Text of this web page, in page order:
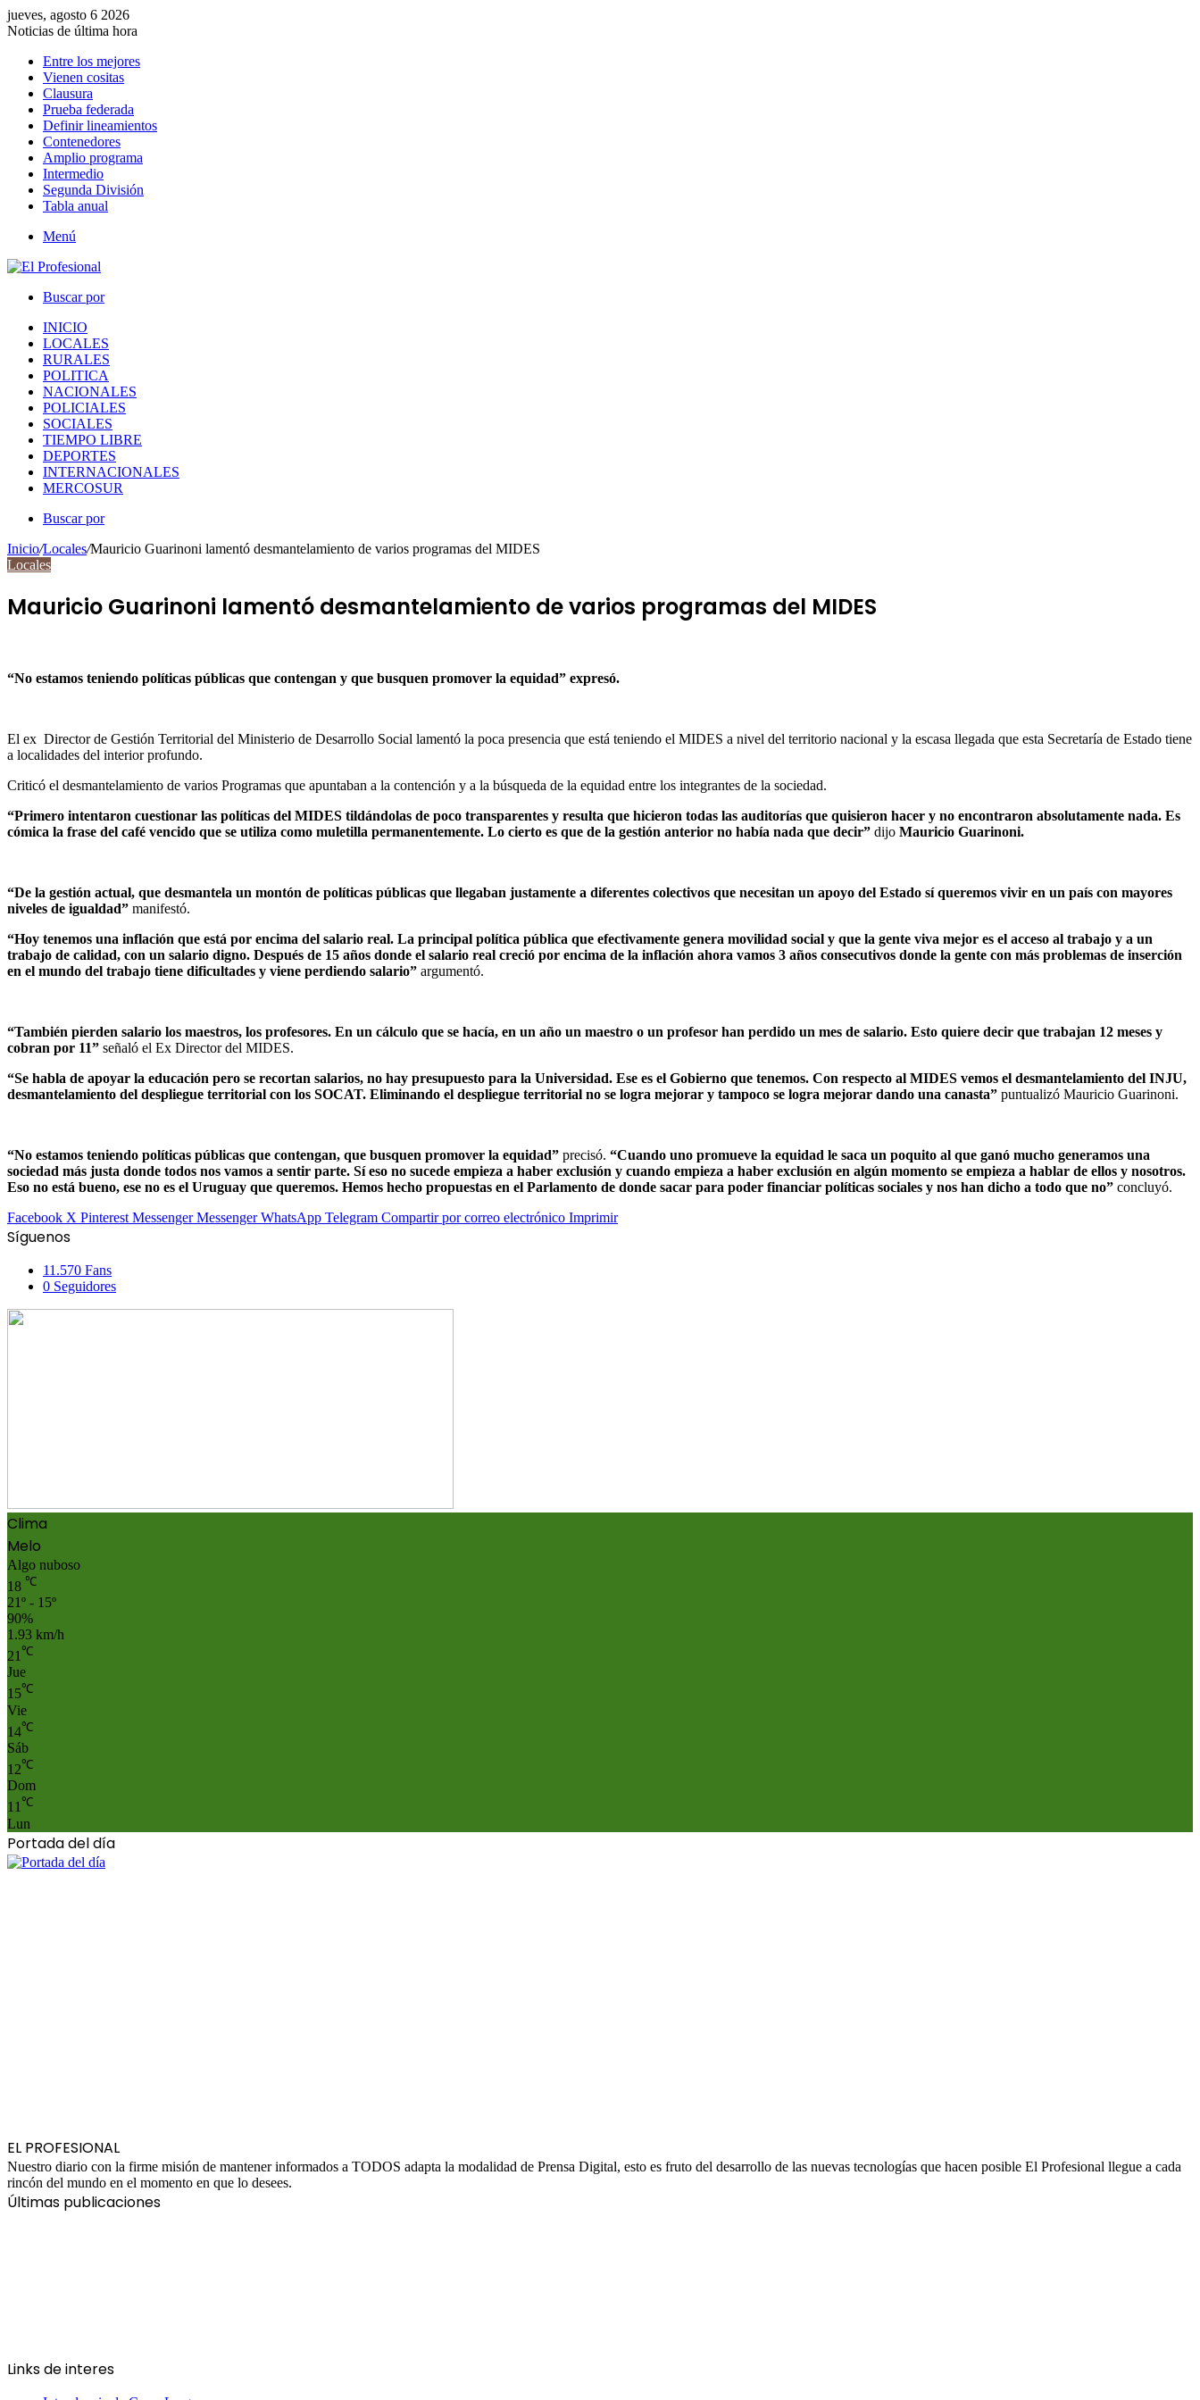
jueves, agosto 6 2026
Noticias de última hora
Entre los mejores
Vienen cositas
Clausura
Prueba federada
Definir lineamientos
Contenedores
Amplio programa
Intermedio
Segunda División
Tabla anual
Menú
Buscar por
INICIO
LOCALES
RURALES
POLITICA
NACIONALES
POLICIALES
SOCIALES
TIEMPO LIBRE
DEPORTES
INTERNACIONALES
MERCOSUR
Buscar por
Inicio/Locales/Mauricio Guarinoni lamentó desmantelamiento de varios programas del MIDES
Locales
Mauricio Guarinoni lamentó desmantelamiento de varios programas del MIDES
“No estamos teniendo políticas públicas que contengan y que busquen promover la equidad” expresó.
El ex Director de Gestión Territorial del Ministerio de Desarrollo Social lamentó la poca presencia que está teniendo el MIDES a nivel del territorio nacional y la escasa llegada que esta Secretaría de Estado tiene
a localidades del interior profundo.
Criticó el desmantelamiento de varios Programas que apuntaban a la contención y a la búsqueda de la equidad entre los integrantes de la sociedad.
“Primero intentaron cuestionar las políticas del MIDES tildándolas de poco transparentes y resulta que hicieron todas las auditorías que quisieron hacer y no encontraron absolutamente nada. Es
cómica la frase del café vencido que se utiliza como muletilla permanentemente. Lo cierto es que de la gestión anterior no había nada que decir” dijo Mauricio Guarinoni.
“De la gestión actual, que desmantela un montón de políticas públicas que llegaban justamente a diferentes colectivos que necesitan un apoyo del Estado sí queremos vivir en un país con mayores
niveles de igualdad” manifestó.
“Hoy tenemos una inflación que está por encima del salario real. La principal política pública que efectivamente genera movilidad social y que la gente viva mejor es el acceso al trabajo y a un
trabajo de calidad, con un salario digno. Después de 15 años donde el salario real creció por encima de la inflación ahora vamos 3 años consecutivos donde la gente con más problemas de inserción
en el mundo del trabajo tiene dificultades y viene perdiendo salario” argumentó.
“También pierden salario los maestros, los profesores. En un cálculo que se hacía, en un año un maestro o un profesor han perdido un mes de salario. Esto quiere decir que trabajan 12 meses y
cobran por 11” señaló el Ex Director del MIDES.
“Se habla de apoyar la educación pero se recortan salarios, no hay presupuesto para la Universidad. Ese es el Gobierno que tenemos. Con respecto al MIDES vemos el desmantelamiento del INJU,
desmantelamiento del despliegue territorial con los SOCAT. Eliminando el despliegue territorial no se logra mejorar y tampoco se logra mejorar dando una canasta” puntualizó Mauricio Guarinoni.
“No estamos teniendo políticas públicas que contengan, que busquen promover la equidad” precisó. “Cuando uno promueve la equidad le saca un poquito al que ganó mucho generamos una
sociedad más justa donde todos nos vamos a sentir parte. Sí eso no sucede empieza a haber exclusión y cuando empieza a haber exclusión en algún momento se empieza a hablar de ellos y nosotros.
Eso no está bueno, ese no es el Uruguay que queremos. Hemos hecho propuestas en el Parlamento de donde sacar para poder financiar políticas sociales y nos han dicho a todo que no” concluyó.
Facebook X Pinterest Messenger Messenger WhatsApp Telegram Compartir por correo electrónico Imprimir
Síguenos
11.570 Fans
0 Seguidores
Clima
Melo
Algo nuboso
18 ℃
21º - 15º
90%
1.93 km/h
21℃
Jue
15℃
Vie
14℃
Sáb
12℃
Dom
11℃
Lun
Portada del día
EL PROFESIONAL
Nuestro diario con la firme misión de mantener informados a TODOS adapta la modalidad de Prensa Digital, esto es fruto del desarrollo de las nuevas tecnologías que hacen posible El Profesional llegue a cada
rincón del mundo en el momento en que lo desees.
Últimas publicaciones
Links de interes